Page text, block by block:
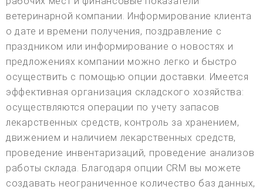
ветеринарной компании. Информирование клиента
о дате и времени получения, поздравление с
праздником или информирование о новостях и
предложениях компании можно легко и быстро
осуществить с помощью опции доставки. Имеется
эффективная организация складского хозяйства:
осуществляются операции по учету запасов
лекарственных средств, контроль за хранением,
движением и наличием лекарственных средств,
проведение инвентаризаций, проведение анализов
работы склада. Благодаря опции CRM вы можете
создавать неограниченное количество баз данных,